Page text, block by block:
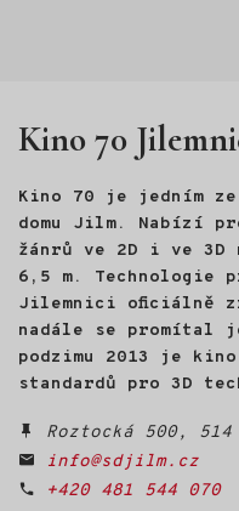
Kino 70
Kino 70 je jedním ze
domu Jilm. Nabízí
žánrů ve 2D i ve 3D
6,5 m. Technologie
Jilemnici oficiálně
nadále se promítal
podzimu 2013 je
standardů pro 3D
Roztocká 500,
info@sdjilm.cz
+420 481 544 070